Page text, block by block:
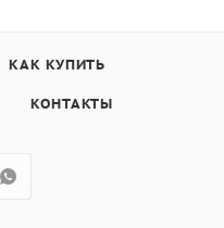
КАК КУПИТЬ
КОНТАКТЫ